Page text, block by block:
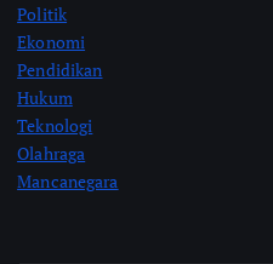
Politik
Ekonomi
Pendidikan
Hukum
Teknologi
Olahraga
Mancanegara